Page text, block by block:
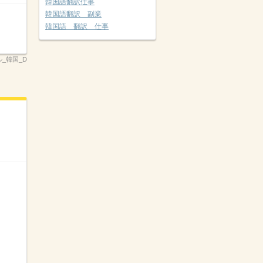
_韓国_D
韓国語翻訳仕事
韓国語翻訳 副業
韓国語 翻訳 仕事